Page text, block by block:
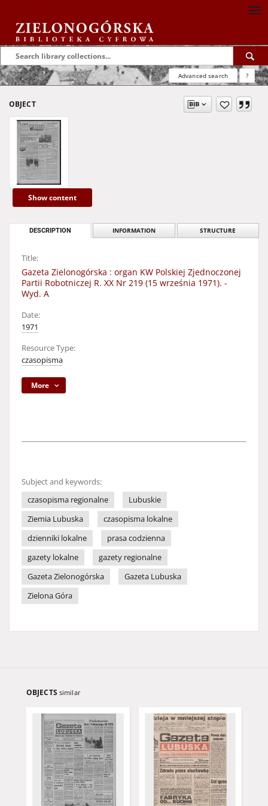
Advanced search ?
OBJECT
Show content
DESCRIPTION INFORMATION STRUCTURE
Title:
Gazeta Zielonogórska : organ KW Polskiej Zjednoczonej
Partii Robotniczej R. XX Nr 219 (15 września 1971). -
Wyd. A
Date:
1971
Resource Type:
czasopisma
More
Subject and keywords:
czasopisma regionalne
Lubuskie
Ziemia Lubuska
czasopisma lokalne
dzienniki lokalne
prasa codzienna
gazety lokalne
gazety regionalne
Gazeta Zielonogórska
Gazeta Lubuska
Zielona Góra
OBJECTS similar